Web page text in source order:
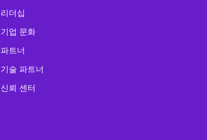
리더십
기업 문화
파트너
기술 파트너
신뢰 센터